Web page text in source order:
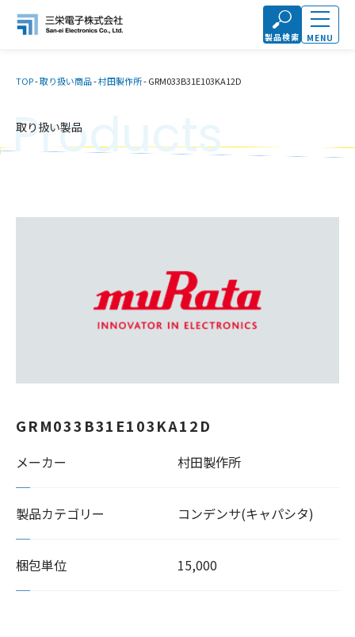
製品検索 MENU
TOP-取り扱い商品-村田製作所-GRM033B31E103KA12D
取り扱い製品
Products
GRM033B31E103KA12D
メーカー 村田製作所
製品カテゴリー コンデンサ(キャパシタ)
梱包単位 15,000